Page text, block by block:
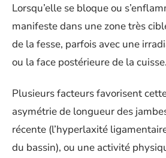
Lorsqu’elle se bloque ou
manifeste dans une zone très
de la fesse, parfois avec une
ou la face postérieure de la cuisse.
Plusieurs facteurs favorisent
asymétrie de longueur des
récente (l’hyperlaxité
du bassin), ou une activité